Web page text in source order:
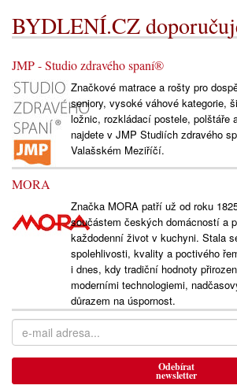
BYDLENÍ.CZ
JMP - Studio zdravého spaní®
Značkové matrace a rošty pro
seniory, vysoké váhové kategorie,
ložnic, rozkládací postele, polštáře
najdete v JMP Studiích zdravého
Valašském Meziříčí.
MORA
Značka MORA patří už od roku
součástem českých domácností a
každodenní život v kuchyni. Stala
spolehlivosti, kvality a poctivého
i dnes, kdy tradiční hodnoty
moderními technologiemi,
důrazem na úspornost.
Odebírat
newsletter